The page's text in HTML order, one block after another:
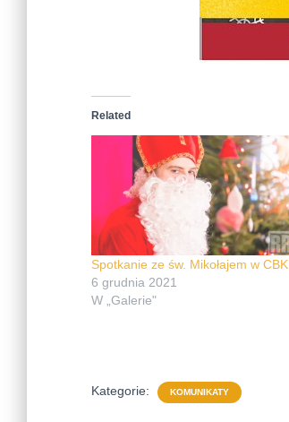
Related
Spotkanie ze św. Mikołajem w CBK
6 grudnia 2021
W „Galerie"
Kategorie: KOMUNIKATY